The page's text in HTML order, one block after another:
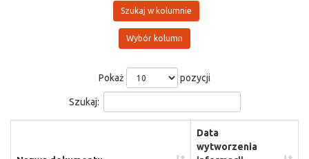
Szukaj w kolumnie
Wybór kolumn
Pokaż pozycji
Szukaj:
Data
wytworzenia